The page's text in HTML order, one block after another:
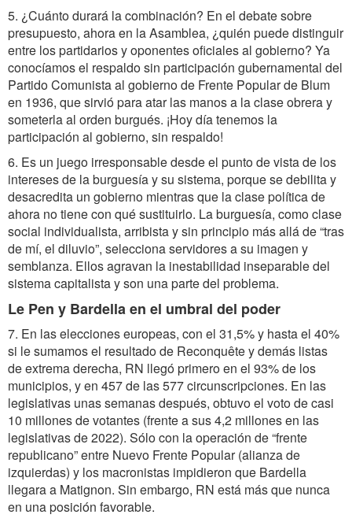
5. ¿Cuánto durará la combinación? En el debate sobre
presupuesto, ahora en la Asamblea, ¿quién puede distinguir
entre los partidarios y oponentes oficiales al gobierno? Ya
conocíamos el respaldo sin participación gubernamental del
Partido Comunista al gobierno de Frente Popular de Blum
en 1936, que sirvió para atar las manos a la clase obrera y
someterla al orden burgués. ¡Hoy día tenemos la
participación al gobierno, sin respaldo!
6. Es un juego irresponsable desde el punto de vista de los
intereses de la burguesía y su sistema, porque se debilita y
desacredita un gobierno mientras que la clase política de
ahora no tiene con qué sustituirlo. La burguesía, como clase
social individualista, arribista y sin principio más allá de “tras
de mí, el diluvio”, selecciona servidores a su imagen y
semblanza. Ellos agravan la inestabilidad inseparable del
sistema capitalista y son una parte del problema.
Le Pen y Bardella en el umbral del poder
7. En las elecciones europeas, con el 31,5% y hasta el 40%
si le sumamos el resultado de Reconquête y demás listas
de extrema derecha, RN llegó primero en el 93% de los
municipios, y en 457 de las 577 circunscripciones. En las
legislativas unas semanas después, obtuvo el voto de casi
10 millones de votantes (frente a sus 4,2 millones en las
legislativas de 2022). Sólo con la operación de “frente
republicano” entre Nuevo Frente Popular (alianza de
izquierdas) y los macronistas impidieron que Bardella
llegara a Matignon. Sin embargo, RN está más que nunca
en una posición favorable.